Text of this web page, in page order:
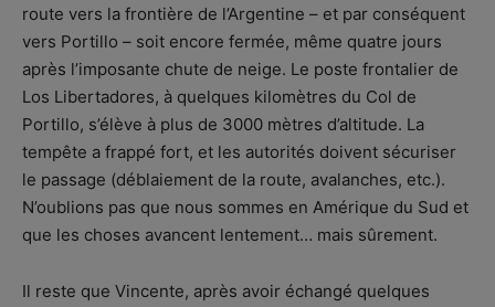
route vers la frontière de l’Argentine – et par conséquent
vers Portillo – soit encore fermée, même quatre jours
après l’imposante chute de neige. Le poste frontalier de
Los Libertadores, à quelques kilomètres du Col de
Portillo, s’élève à plus de 3000 mètres d’altitude. La
tempête a frappé fort, et les autorités doivent sécuriser
le passage (déblaiement de la route, avalanches, etc.).
N’oublions pas que nous sommes en Amérique du Sud et
que les choses avancent lentement… mais sûrement.
Il reste que Vincente, après avoir échangé quelques